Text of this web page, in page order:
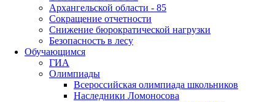
Архангельской области - 85
Сокращение отчетности
Снижение бюрократической нагрузки
Безопасность в лесу
Обучающимся
ГИА
Олимпиады
Всероссийская олимпиада школьников
Наследники Ломоносова